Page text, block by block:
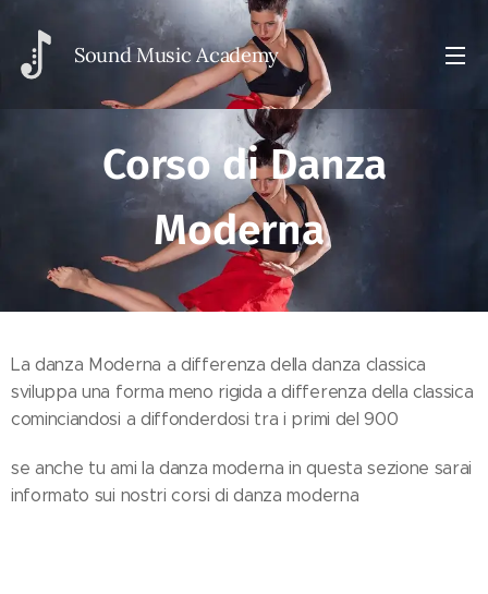
Sound Music Academy
Corso di Danza
Moderna
La danza Moderna a differenza della danza classica
sviluppa una forma meno rigida a differenza della classica
cominciandosi a diffonderdosi tra i primi del 900
se anche tu ami la danza moderna in questa sezione sarai
informato sui nostri corsi di danza moderna